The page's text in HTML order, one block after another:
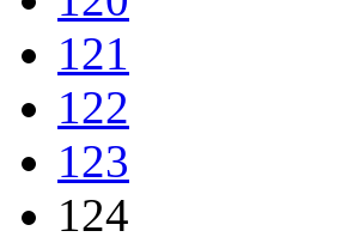
121
122
123
124